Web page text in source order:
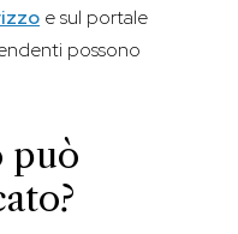
e sul portale
possono
può